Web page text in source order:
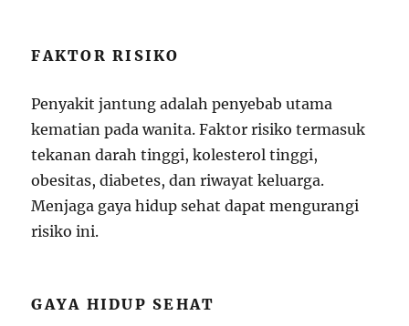
FAKTOR RISIKO
Penyakit jantung adalah penyebab utama
kematian pada wanita. Faktor risiko termasuk
tekanan darah tinggi, kolesterol tinggi,
obesitas, diabetes, dan riwayat keluarga.
Menjaga gaya hidup sehat dapat mengurangi
risiko ini.
GAYA HIDUP SEHAT